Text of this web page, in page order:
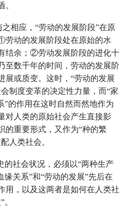
。
相应，“劳动的发展阶段”在原
动的发展阶段处在原始的水
结余；②劳动发展阶段的进化十
至数千年的时间，劳动的发展阶
展或质变。这时，“劳动的发展
制度变革的决定性力量，而“家
”的作用在这时自然而然地作为
对人类的原始社会产生直接影
的重要形式，又作为“种的繁
人类社会。
的社会状况，必须以“两种生产
缘关系”和“劳动的发展”先后在
用，以及这两者是如何在人类社